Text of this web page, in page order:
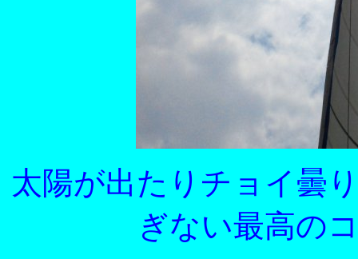
太陽が出たりチョイ曇
ぎない最高の